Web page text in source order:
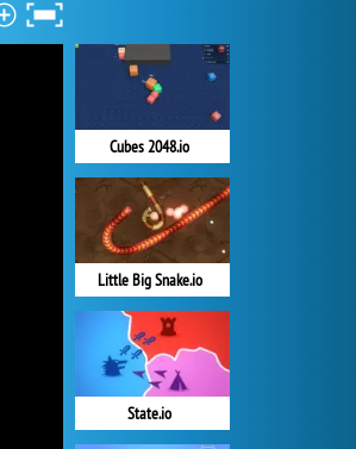
Cubes 2048.io
Little Big Snake.io
State.io